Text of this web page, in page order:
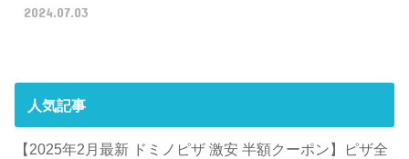
2024.07.03
人気記事
【2025年2月最新 ドミノピザ 激安 半額クーポン】ピザ全